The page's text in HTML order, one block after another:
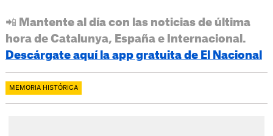
📲 Mantente al día con las noticias de última
hora de Catalunya, España e Internacional.
Descárgate aquí la app gratuita de El Nacional
MEMORIA HISTÓRICA